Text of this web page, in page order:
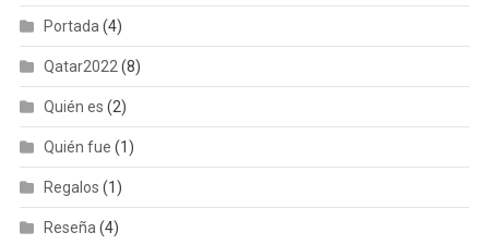
Portada (4)
Qatar2022 (8)
Quién es (2)
Quién fue (1)
Regalos (1)
Reseña (4)